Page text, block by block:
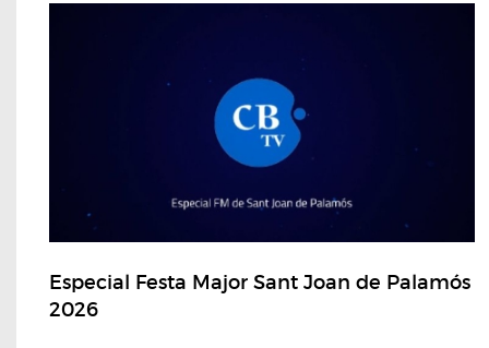
Especial Festa Major Sant Joan de Palamós
2026